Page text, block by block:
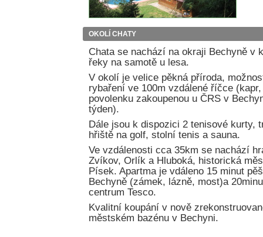
OKOLÍ CHATY
Chata se nachází na okraji Bechyně v
řeky na samotě u lesa.
V okolí je velice pěkná příroda,
rybaření ve 100m vzdálené říčce
povolenku zakoupenou u ČRS v
týden).
Dále jsou k dispozici 2 tenisové kurty,
hřiště na golf, stolní tenis a sauna.
Ve vzdálenosti cca 35km se nachází
Zvíkov, Orlík a Hluboká, historická
Písek. Apartma je vdáleno 15 minut
Bechyně (zámek, lázně, most)a
centrum Tesco.
Kvalitní koupání v nově
městském bazénu v Bechyni.